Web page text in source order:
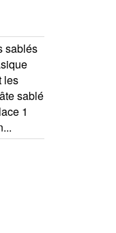
sablés
les
sablé
1